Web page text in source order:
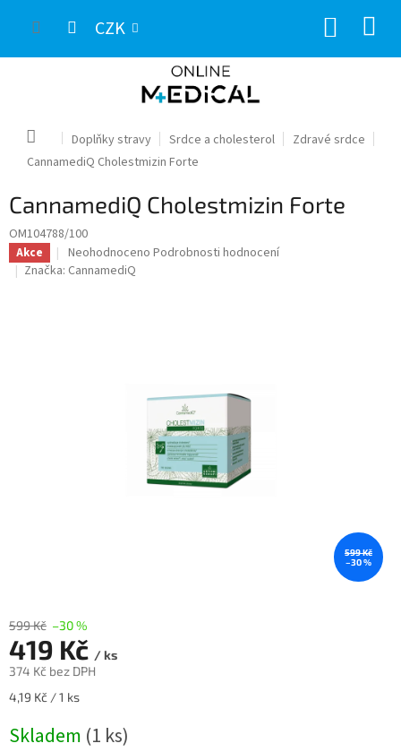
CZK
Domů Doplňky stravy Srdce a cholesterol
Zdravé srdce
CannamediQ Cholestmizin Forte
CannamediQ Cholestmizin Forte
OM104788/100
Akce
Průměrné
hodnocení
Neohodnoceno Podrobnosti hodnocení
Značka: CannamediQ
599 Kč
–30 %
599 Kč –30 %
419 Kč / ks
374 Kč bez DPH
Měrná
4,19 Kč / 1 ks
Skladem (1 ks)